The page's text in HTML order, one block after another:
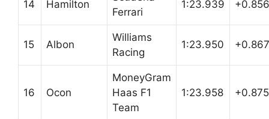
14 Hamilton
Ferrari
1:23.939 +0.856
15 Albon
Williams
Racing
1:23.950 +0.867
16 Ocon
MoneyGram
Haas F1
Team
1:23.958 +0.875